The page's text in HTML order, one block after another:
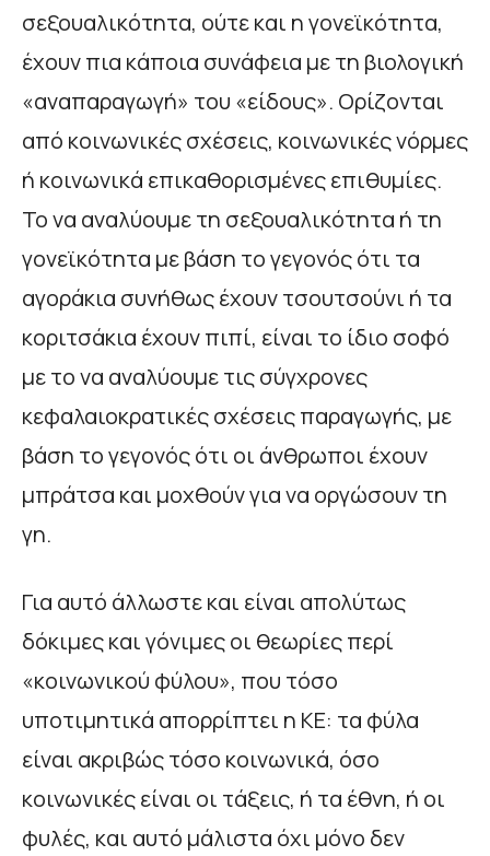
σεξουαλικότητα, ούτε και η γονεϊκότητα,
έχουν πια κάποια συνάφεια με τη βιολογική
«αναπαραγωγή» του «είδους». Ορίζονται
από κοινωνικές σχέσεις, κοινωνικές νόρμες
ή κοινωνικά επικαθορισμένες επιθυμίες.
Το να αναλύουμε τη σεξουαλικότητα ή τη
γονεϊκότητα με βάση το γεγονός ότι τα
αγοράκια συνήθως έχουν τσουτσούνι ή τα
κοριτσάκια έχουν πιπί, είναι το ίδιο σοφό
με το να αναλύουμε τις σύγχρονες
κεφαλαιοκρατικές σχέσεις παραγωγής, με
βάση το γεγονός ότι οι άνθρωποι έχουν
μπράτσα και μοχθούν για να οργώσουν τη
γη.
Για αυτό άλλωστε και είναι απολύτως
δόκιμες και γόνιμες οι θεωρίες περί
«κοινωνικού φύλου», που τόσο
υποτιμητικά απορρίπτει η ΚΕ: τα φύλα
είναι ακριβώς τόσο κοινωνικά, όσο
κοινωνικές είναι οι τάξεις, ή τα έθνη, ή οι
φυλές, και αυτό μάλιστα όχι μόνο δεν